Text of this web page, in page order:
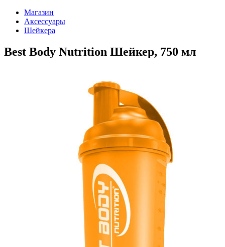
Магазин
Аксессуары
Шейкера
Best Body Nutrition Шейкер, 750 мл